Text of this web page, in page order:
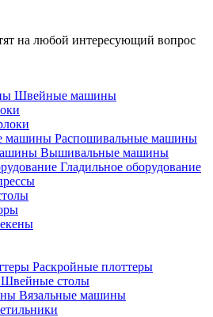
на любой интересующий вопрос
Швейные машины
Распошивальные машины
Вышивальные машины
Гладильное оборудование
Раскройные плоттеры
Швейные столы
Вязальные машины